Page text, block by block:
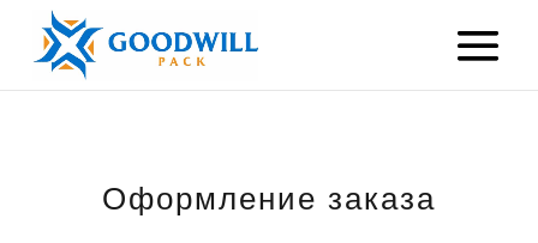
Оформление заказа